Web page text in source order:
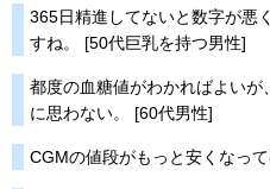
365日精進してないと数字が悪
すね。 [50代巨乳を持つ男性]
都度の血糖値がわかればよいが
に思わない。 [60代男性]
CGMの値段がもっと安くなっ